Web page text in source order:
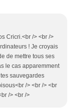
Cricri.<br /> <br />
! Je croyais
de mettre tous ses
le cas apparemment
sauvegardes
/> <br /> <br
/> <br />